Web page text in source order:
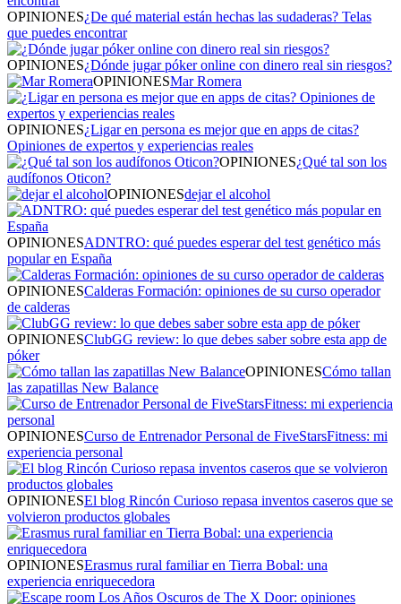
OPINIONES¿De qué material están hechas las sudaderas? Telas
que puedes encontrar
OPINIONES¿Dónde jugar póker online con dinero real sin riesgos?
OPINIONESMar Romera
OPINIONES¿Ligar en persona es mejor que en apps de citas?
Opiniones de expertos y experiencias reales
OPINIONES¿Qué tal son los
audífonos Oticon?
OPINIONESdejar el alcohol
OPINIONESADNTRO: qué puedes esperar del test genético más
popular en España
OPINIONESCalderas Formación: opiniones de su curso operador
de calderas
OPINIONESClubGG review: lo que debes saber sobre esta app de
póker
OPINIONESCómo tallan
las zapatillas New Balance
OPINIONESCurso de Entrenador Personal de FiveStarsFitness: mi
experiencia personal
OPINIONESEl blog Rincón Curioso repasa inventos caseros que se
volvieron productos globales
OPINIONESErasmus rural familiar en Tierra Bobal: una
experiencia enriquecedora